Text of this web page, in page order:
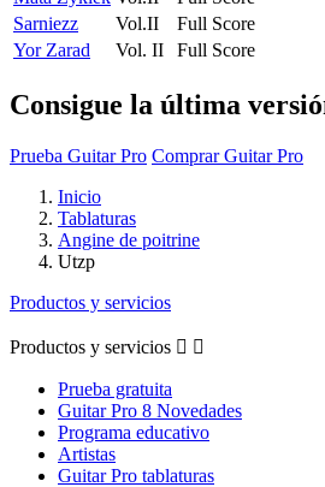
Sarniezz
Vol.II
Full Score
Yor Zarad
Vol. II Full Score
Consigue la última
Prueba Guitar Pro Comprar Guitar Pro
Inicio
Tablaturas
Angine de poitrine
Utzp
Productos y servicios
Productos y servicios  
Prueba gratuita
Guitar Pro 8 Novedades
Programa educativo
Artistas
Guitar Pro tablaturas